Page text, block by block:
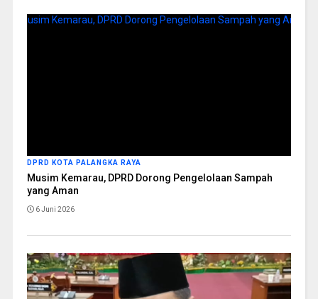
DPRD KOTA PALANGKA RAYA
Musim Kemarau, DPRD Dorong Pengelolaan Sampah
yang Aman
6 Juni 2026